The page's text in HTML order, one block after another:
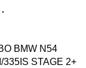
BMW N54
335IS STAGE 2+